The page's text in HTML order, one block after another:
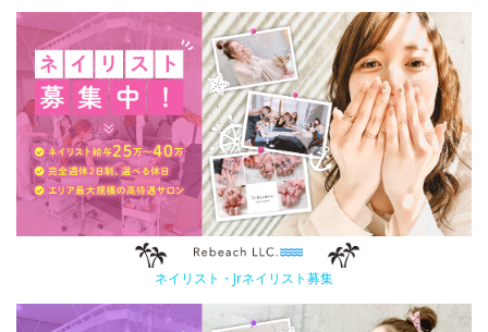
ネイリスト・Jrネイリスト募集